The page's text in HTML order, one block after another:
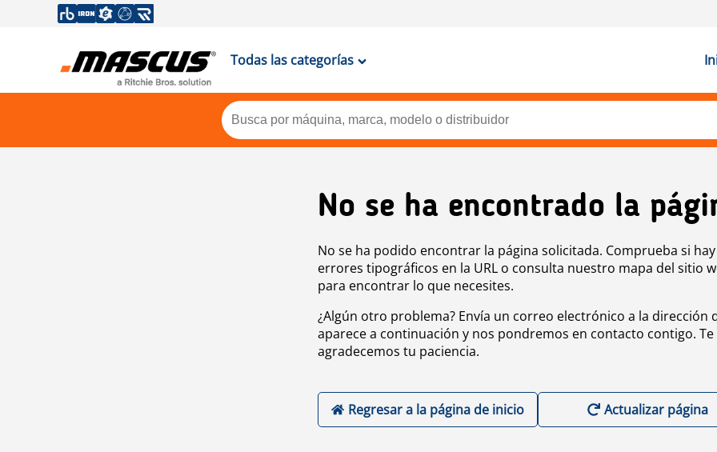
Todas las categorías
No se ha encontrado la
No se ha podido encontrar la página solicitada. Comprueba si hay
errores tipográficos en la URL o consulta nuestro mapa del sitio
para encontrar lo que necesites.
¿Algún otro problema? Envía un correo electrónico a la dirección
aparece a continuación y nos pondremos en contacto contigo. Te
agradecemos tu paciencia.
Regresar a la página de inicio Actualizar página